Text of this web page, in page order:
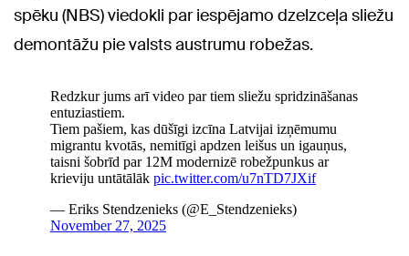
spēku (NBS) viedokli par iespējamo dzelzceļa sliežu
demontāžu pie valsts austrumu robežas.